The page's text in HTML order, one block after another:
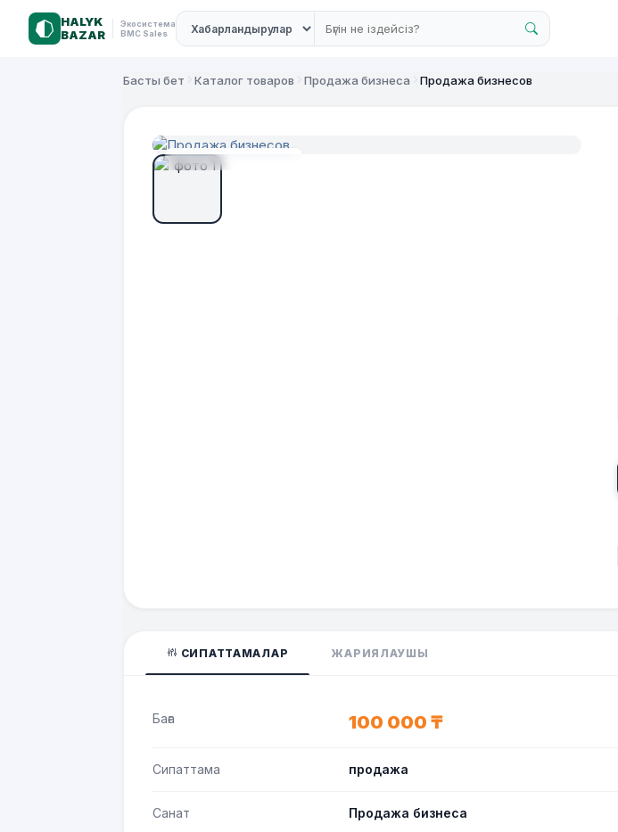
HALYK
BAZAR
Экосистема
BMC Sales
Басты бет Каталог товаров Продажа бизнеса Продажа бизнесов
ПРОДАЖА БИЗНЕСА
СИПАТТАМАЛАР ЖАРИЯЛАУШЫ
Баға 100 000 ₸
Сипаттама продажа
Санат Продажа бизнеса